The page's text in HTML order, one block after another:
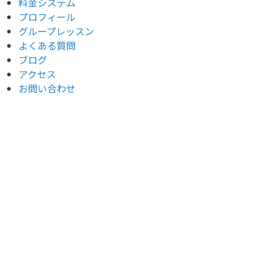
プロフィール
グループレッスン
よくある質問
ブログ
アクセス
お問い合わせ